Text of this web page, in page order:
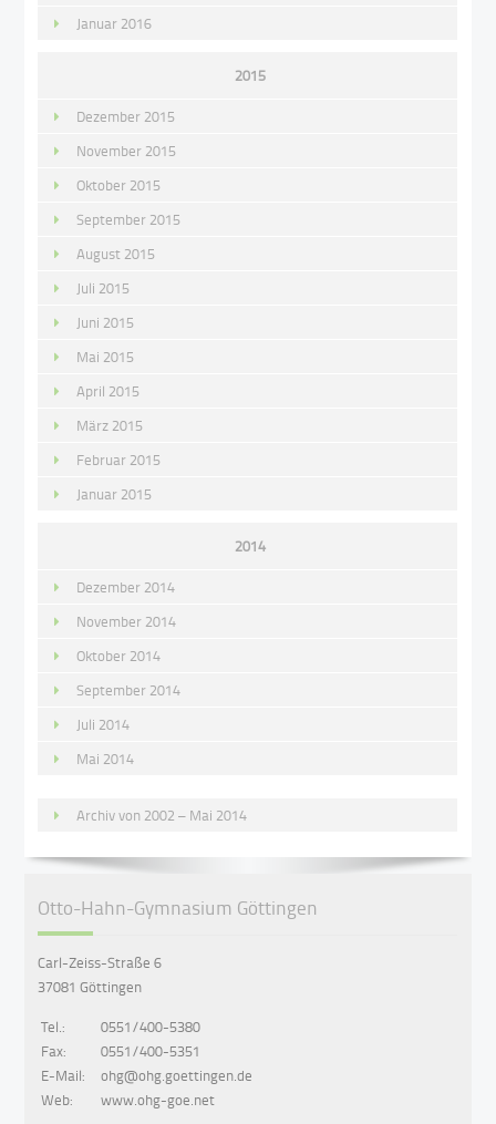
Januar 2016
2015
Dezember 2015
November 2015
Oktober 2015
September 2015
August 2015
Juli 2015
Juni 2015
Mai 2015
April 2015
März 2015
Februar 2015
Januar 2015
2014
Dezember 2014
November 2014
Oktober 2014
September 2014
Juli 2014
Mai 2014
Archiv von 2002 – Mai 2014
Otto-Hahn-Gymnasium Göttingen
Carl-Zeiss-Straße 6
37081 Göttingen
Tel.:
0551/400-5380
Fax:
0551/400-5351
E-Mail:
ohg@ohg.goettingen.de
Web:
www.ohg-goe.net